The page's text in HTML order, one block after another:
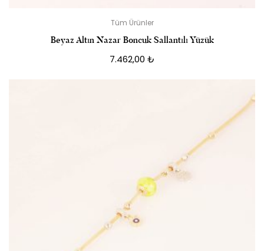
Tüm Ürünler
Beyaz Altın Nazar Boncuk Sallantılı Yüzük
7.462,00 ₺